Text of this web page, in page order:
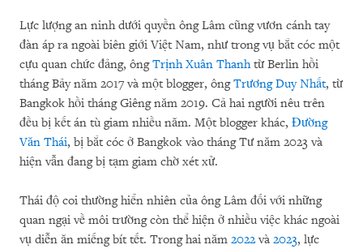
Lực lượng an ninh dưới quyền ông Lâm cũng vươn cánh tay
đàn áp ra ngoài biên giới Việt Nam, như trong vụ bắt cóc một
cựu quan chức đảng, ôngTrịnh Xuân Thanhtừ Berlin hồi
tháng Bảy năm 2017 và một blogger, ôngTrương Duy Nhất, từ
Bangkok hồi tháng Giêng năm 2019. Cả hai người nêu trên
đều bị kết án tù giam nhiều năm. Một blogger khác, Đường
Văn Thái, bị bắt cóc ở Bangkok vào tháng Tư năm 2023 và
hiện vẫn đang bị tạm giam chờ xét xử.
Thái độ coi thường hiển nhiên của ông Lâm đối với những
quan ngại về môi trường còn thể hiện ở nhiều việc khác ngoài
vụ diễn ăn miếng bít tết. Trong hai năm 2022và 2023, lực